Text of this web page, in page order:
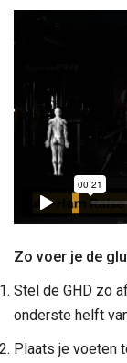
Zo voer je de
Stel de GHD zo
onderste helft
Plaats je voeten